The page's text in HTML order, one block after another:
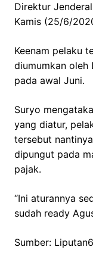
Direktur
Kamis (25/6/
Keenam pelaku
diumumkan oleh
pada awal Juni.
Suryo
yang diatur,
tersebut
dipungut pada
pajak.
“Ini aturannya
sudah ready
Sumber: